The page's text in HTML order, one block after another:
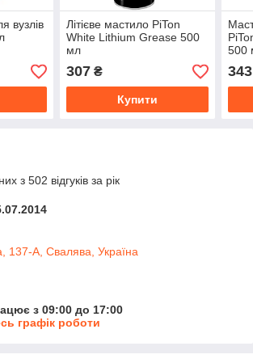
вузлів
Літієве мастило PiTon
White Lithium Grease 500
мл
307₴
Купити
500
343
з 502 відгуків за рік
137-А, Свалява, Україна
з 09:00 до 17:00
графік роботи